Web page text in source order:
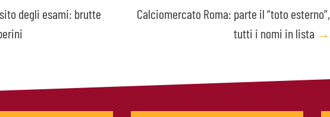
degli esami: brutte
Calciomercato Roma: parte il “toto esterno”,
tutti i nomi in lista →